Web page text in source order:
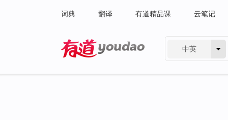
词典 翻译 有道精品课 云笔记
中英